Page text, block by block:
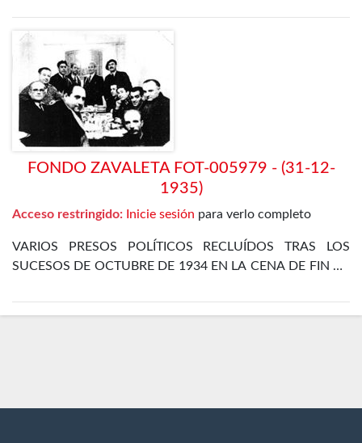
DEPARTAMENTO ESPECIAL, DE 31 DE DICIEMBRE DE
1935
FONDO ZAVALETA FOT-005979 - (31-12-
1935)
Acceso restringido: Inicie sesión para verlo completo
VARIOS PRESOS POLÍTICOS RECLUÍDOS TRAS LOS
SUCESOS DE OCTUBRE DE 1934 EN LA CENA DE FIN DE
DE MADRID